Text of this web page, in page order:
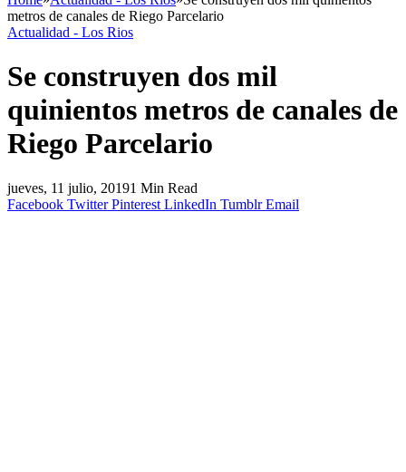
metros de canales de Riego Parcelario
Actualidad - Los Rios
Se construyen dos mil
quinientos metros de canales de
Riego Parcelario
jueves, 11 julio, 20191 Min Read
Facebook Twitter Pinterest LinkedIn Tumblr Email